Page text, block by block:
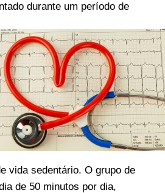
durante um período de
vida sedentário. O grupo de
de 50 minutos por dia,